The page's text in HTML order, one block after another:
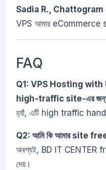
Sadia R., Chattogram
VPS আমার eCommerce
FAQ
Q1: VPS Hosting
high-traffic site-এর
হ্যাঁ, এটি high traffic
Q2: আমি কি আমার site
অবশ্যই, BD IT
দেয়।